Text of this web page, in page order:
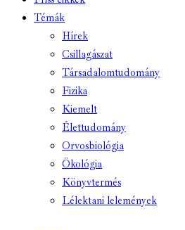
Témák
Hírek
Csillagászat
Társadalomtudomány
Fizika
Kiemelt
Élettudomány
Orvosbiológia
Ökológia
Könyvtermés
Lélektani lelemények